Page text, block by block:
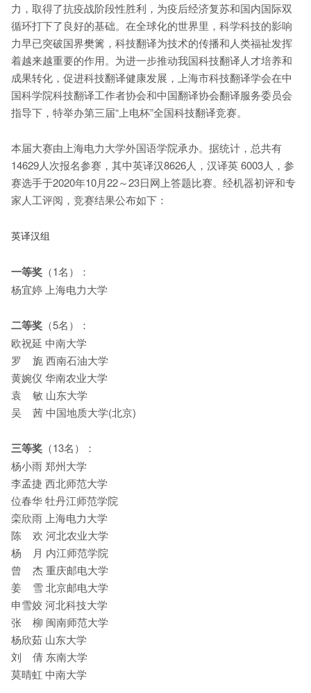
力，取得了抗疫战阶段性胜利，为疫后经济复苏和国内国际双
循环打下了良好的基础。在全球化的世界里，科学科技的影响
力早已突破国界樊篱，科技翻译为技术的传播和人类福祉发挥
着越来越重要的作用。为进一步推动我国科技翻译人才培养和
成果转化，促进科技翻译健康发展，上海市科技翻译学会在中
国科学院科技翻译工作者协会和中国翻译协会翻译服务委员会
指导下，特举办第三届“上电杯”全国科技翻译竞赛。
本届大赛由上海电力大学外国语学院承办。据统计，总共有
14629人次报名参赛，其中英译汉8626人，汉译英 6003人，参
赛选手于2020年10月22～23日网上答题比赛。经机器初评和专
家人工评阅，竞赛结果公布如下：
英译汉组
一等奖 （1名）：
杨宜婷 上海电力大学
二等奖 （5名）：
欧祝延 中南大学
罗 旎 西南石油大学
黄婉仪 华南农业大学
袁 敏 山东大学
吴 茜 中国地质大学(北京)
三等奖 （13名）：
杨小雨 郑州大学
李孟捷 西北师范大学
位春华 牡丹江师范学院
栾欣雨 上海电力大学
陈 欢 河北农业大学
杨 月 内江师范学院
曾 杰 重庆邮电大学
姜 雪 北京邮电大学
申雪姣 河北科技大学
张 柳 闽南师范大学
杨欣茹 山东大学
刘 倩 东南大学
莫晴虹 中南大学